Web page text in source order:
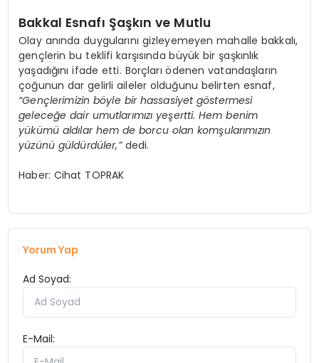
​Bakkal Esnafı Şaşkın ve Mutlu
​Olay anında duygularını gizleyemeyen mahalle bakkalı,
gençlerin bu teklifi karşısında büyük bir şaşkınlık
yaşadığını ifade etti. Borçları ödenen vatandaşların
çoğunun dar gelirli aileler olduğunu belirten esnaf,
“Gençlerimizin böyle bir hassasiyet göstermesi
geleceğe dair umutlarımızı yeşertti. Hem benim
yükümü aldılar hem de borcu olan komşularımızın
yüzünü güldürdüler,”dedi.
Haber: Cihat TOPRAK
Yorum Yap
Ad Soyad:
E-Mail: